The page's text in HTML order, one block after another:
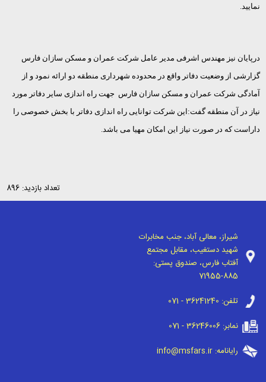
نمایید.
درپایان نیز مهندس اشرفی مدیر عامل شرکت عمران و مسکن سازان فارس
گزارشی از وضعیت دفاتر واقع در محدوده شهرداری منطقه دو ارائه نمود و از
آمادگی شرکت عمران و مسکن سازان فارس جهت راه اندازی سایر دفاتر مورد
نیاز در آن منطقه گفت:این شرکت توانایی راه اندازی دفاتر با بخش خصوصی را
داراست که در صورت نیاز این امکان مهیا می باشد.
تعداد بازدید: 896
شیراز، معالی آباد، جنب مخابرات
شهید دستغیب، مقابل مجتمع
آفتاب فارس، صندوق پستی:
71955-885
تلفن: 071 - 36241240
نمابر:071 - 36246006
رایانامه:info@msfars.ir